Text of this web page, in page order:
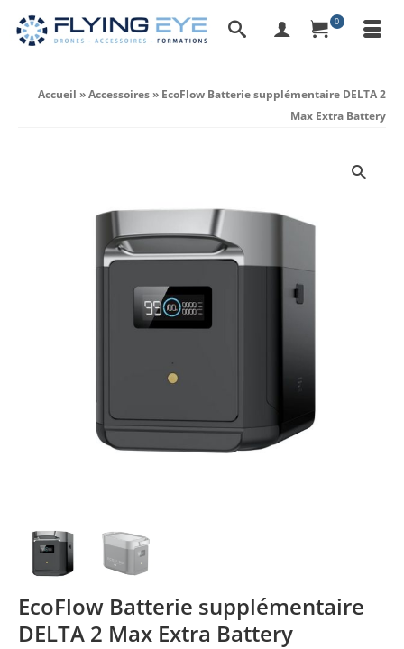
0
Accueil »Accessoires» EcoFlow Batterie supplémentaire DELTA 2
Max Extra Battery
EcoFlow Batterie supplémentaire
DELTA 2 Max Extra Battery